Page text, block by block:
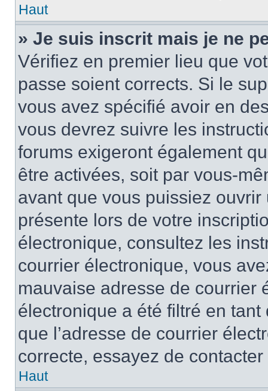
Haut
» Je suis inscrit mais je ne
Vérifiez en premier lieu que
passe soient corrects. Si le
vous avez spécifié avoir en
vous devrez suivre les
forums exigeront également
être activées, soit par vous-
avant que vous puissiez
présente lors de votre
électronique, consultez les
courrier électronique, vous
mauvaise adresse de courrier
électronique a été filtré en
que l’adresse de courrier
correcte, essayez de
Haut